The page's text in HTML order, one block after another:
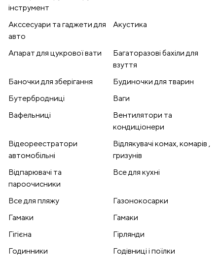
інструмент
Акссесуари та гаджети для
авто
Акустика
Апарат для цукрової вати
Багаторазові бахіли для
взуття
Баночки для зберігання
Будиночки для тварин
Бутербродниці
Ваги
Вафельниці
Вентилятори та
кондиціонери
Відеореестратори
автомобільні
Відлякувачі комах, комарів ,
гризунів
Відпарювачі та
пароочисники
Все для кухні
Все для пляжу
Газонокосарки
Гамаки
Гамаки
Гігієна
Гірлянди
Годинники
Годівниці і поїлки